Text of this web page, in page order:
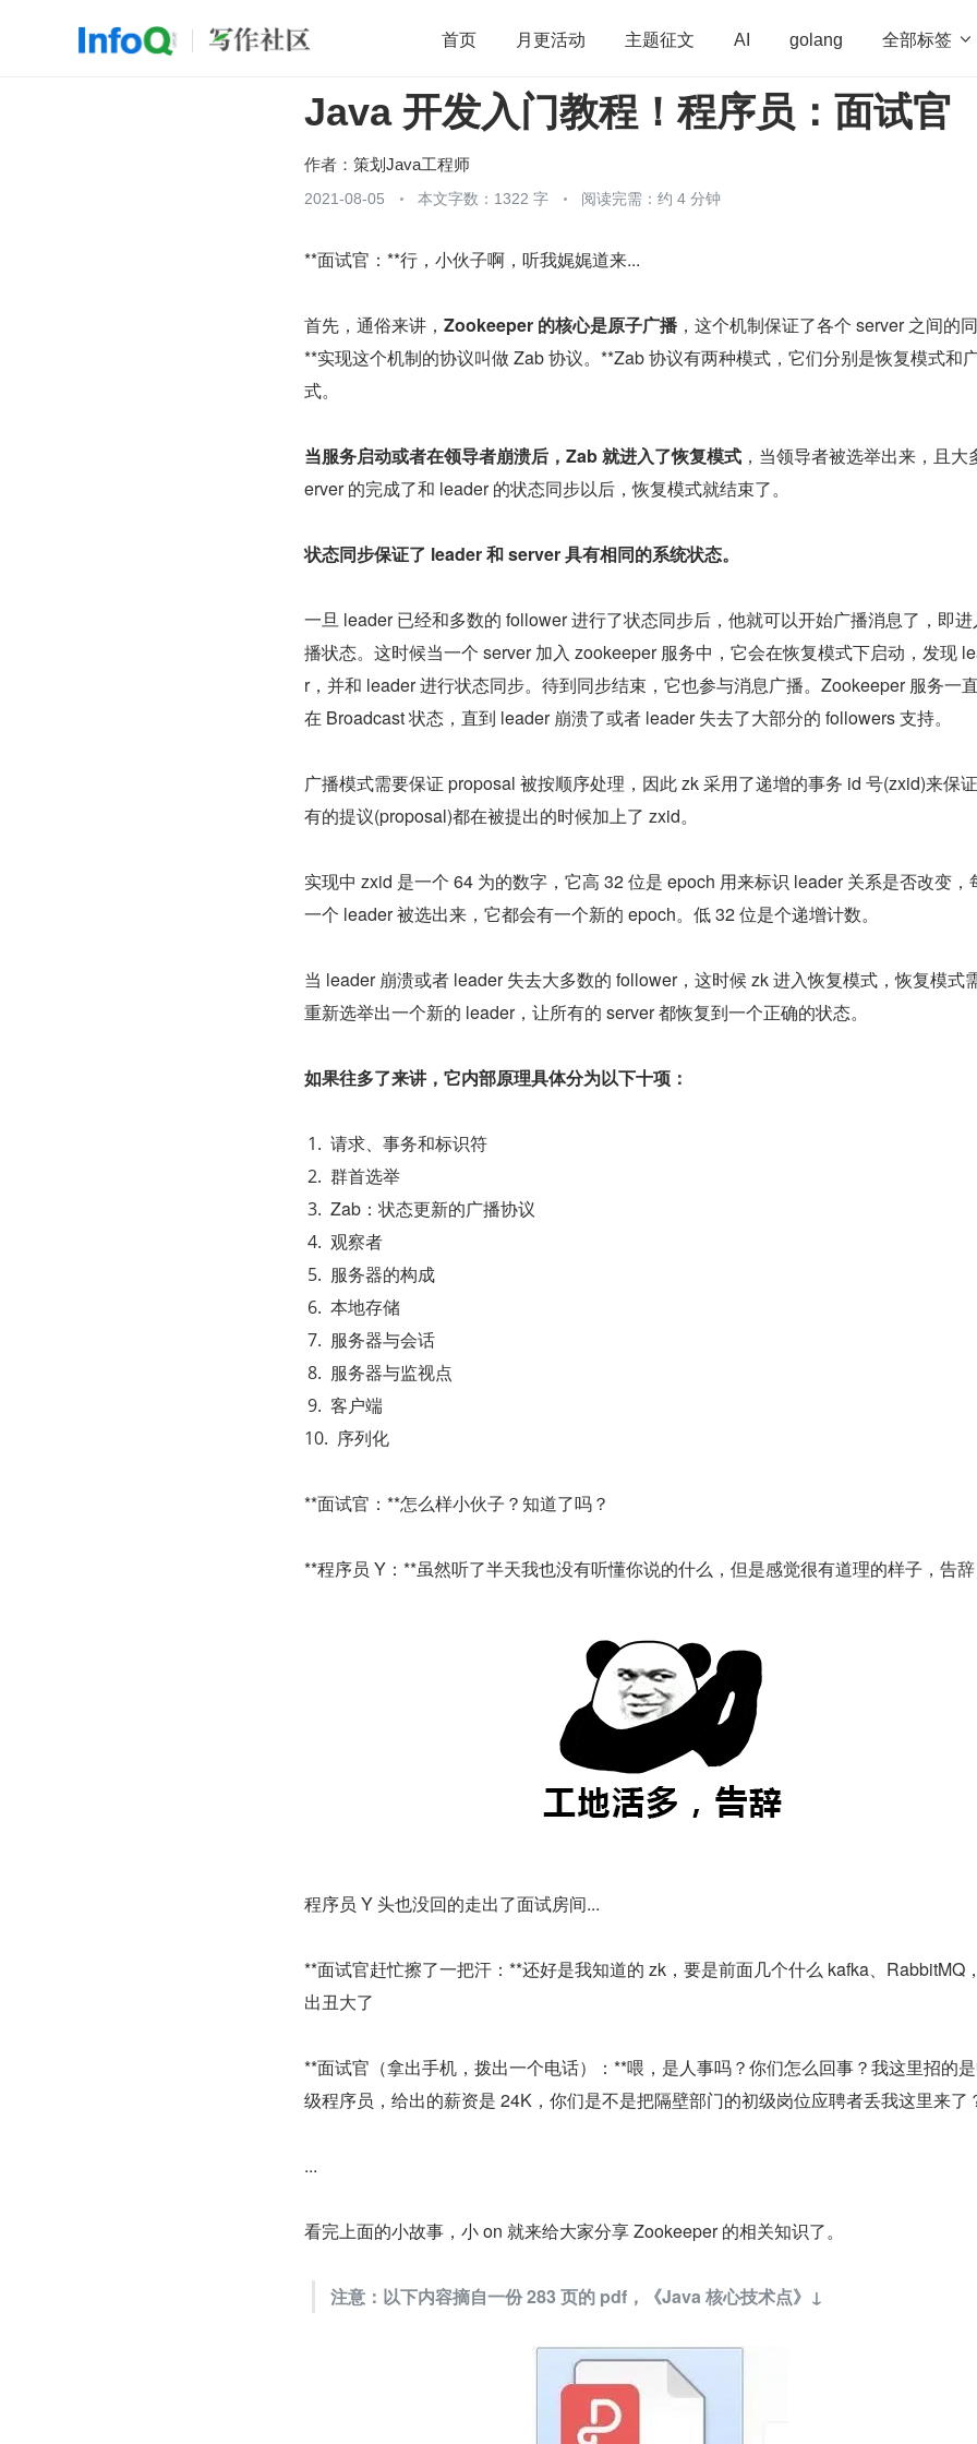
首页 月更活动 主题征文 AI golang 全部标签 
开源 架构 OpenHarmony 算法 学习方法 Web3.0
团队管理
Java 开发入门教程！程序员：面试官
作者： 策划Java工程师
2021-08-05 本文字数：1322 字 阅读完需：约 4 分钟
**面试官：**行，小伙子啊，听我娓娓道来...
首先，通俗来讲， Zookeeper 的核心是原子广播 ，这个机制保证了各个 server 之间的
**实现这个机制的协议叫做 Zab 协议。**Zab 协议有两种模式，它们分别是恢复模式和
式。
当服务启动或者在领导者崩溃后，Zab 就进入了恢复模式 ，当领导者被选举出来，且大
erver 的完成了和 leader 的状态同步以后，恢复模式就结束了。
状态同步保证了 leader 和 server 具有相同的系统状态。
一旦 leader 已经和多数的 follower 进行了状态同步后，他就可以开始广播消息了，即
播状态。这时候当一个 server 加入 zookeeper 服务中，它会在恢复模式下启动，发现
r，并和 leader 进行状态同步。待到同步结束，它也参与消息广播。Zookeeper 服务一
在 Broadcast 状态，直到 leader 崩溃了或者 leader 失去了大部分的 followers 支持。
广播模式需要保证 proposal 被按顺序处理，因此 zk 采用了递增的事务 id 号(zxid)来保
有的提议(proposal)都在被提出的时候加上了 zxid。
实现中 zxid 是一个 64 为的数字，它高 32 位是 epoch 用来标识 leader 关系是否改变，
一个 leader 被选出来，它都会有一个新的 epoch。低 32 位是个递增计数。
当 leader 崩溃或者 leader 失去大多数的 follower，这时候 zk 进入恢复模式，恢复模式
重新选举出一个新的 leader，让所有的 server 都恢复到一个正确的状态。
如果往多了来讲，它内部原理具体分为以下十项：
请求、事务和标识符
群首选举
Zab：状态更新的广播协议
观察者
服务器的构成
本地存储
服务器与会话
服务器与监视点
客户端
序列化
**面试官：**怎么样小伙子？知道了吗？
**程序员 Y：**虽然听了半天我也没有听懂你说的什么，但是感觉很有道理的样子，告
程序员 Y 头也没回的走出了面试房间...
**面试官赶忙擦了一把汗：**还好是我知道的 zk，要是前面几个什么 kafka、RabbitMQ
出丑大了
**面试官（拿出手机，拨出一个电话）：**喂，是人事吗？你们怎么回事？我这里招的
级程序员，给出的薪资是 24K，你们是不是把隔壁部门的初级岗位应聘者丢我这里来了
...
看完上面的小故事，小 on 就来给大家分享 Zookeeper 的相关知识了。
注意：以下内容摘自一份 283 页的 pdf，《Java 核心技术点》↓